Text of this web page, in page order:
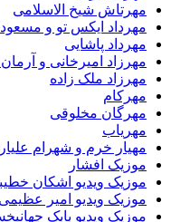
مهرتاش شیخ الاسلامی
مهرداد ایکس تو و
مهرداد پاشایی
مهرزاد امیرخانی و
مهرزاد ملک زاده
مهرکام
مهرگان مخلوقی
مهریاب
مهیار خرم و شهرام
موزیک افشار
موزیک ویدیو اشکان
موزیک ویدیو امیر عظیمی
موزیک ویدیو بابک